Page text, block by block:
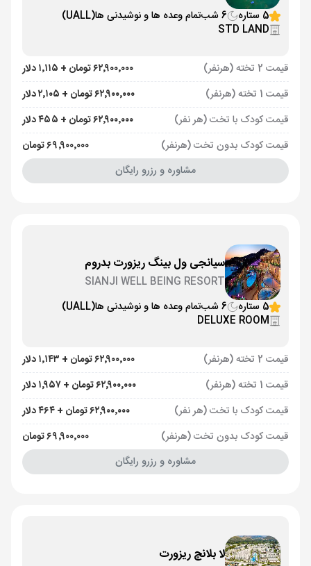
5 ستاره
6 شب تمام وعده ها و نوشیدنی ها(UALL)
STD LAND
قیمت 2 تخته (هرنفر)
۶۲٬۹۰۰٬۰۰۰ تومان + ۱٬۱۱۵ دلار
قیمت 1 تخته (هرنفر)
۶۲٬۹۰۰٬۰۰۰ تومان + ۲٬۱۰۵ دلار
قیمت کودک با تخت (هر نفر)
۶۲٬۹۰۰٬۰۰۰ تومان + ۴۵۵ دلار
قیمت کودک بدون تخت (هرنفر)
۶۹٬۹۰۰٬۰۰۰ تومان
مشاوره و رزرو رایگان
سیانجی ول بینگ ریزورت بدروم
SIANJI WELL BEING RESORT
5 ستاره
6 شب تمام وعده ها و نوشیدنی ها(UALL)
DELUXE ROOM
قیمت 2 تخته (هرنفر)
۶۲٬۹۰۰٬۰۰۰ تومان + ۱٬۱۴۳ دلار
قیمت 1 تخته (هرنفر)
۶۲٬۹۰۰٬۰۰۰ تومان + ۱٬۹۵۷ دلار
قیمت کودک با تخت (هر نفر)
۶۲٬۹۰۰٬۰۰۰ تومان + ۴۶۴ دلار
قیمت کودک بدون تخت (هرنفر)
۶۹٬۹۰۰٬۰۰۰ تومان
مشاوره و رزرو رایگان
لا بلانچ ریزورت